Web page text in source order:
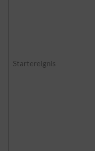
Startereignis